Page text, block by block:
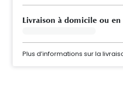
Livraison à domicile ou
Plus d’informations sur la